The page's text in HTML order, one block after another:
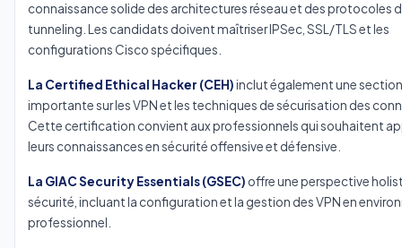
connaissance solide des architectures réseau et des protocoles
tunneling. Les candidats doivent maîtriser IPSec, SSL/TLS et les
configurations Cisco spécifiques.
La Certified Ethical Hacker (CEH)inclut également une section
importante sur les VPN et les techniques de sécurisation des
Cette certification convient aux professionnels qui souhaitent
leurs connaissances en sécurité offensive et défensive.
La GIAC Security Essentials (GSEC) offre une perspective
sécurité, incluant la configuration et la gestion des VPN en
professionnel.